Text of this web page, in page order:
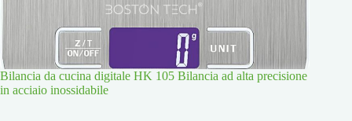
Bilancia da cucina digitale HK 105 Bilancia ad alta precisione
in acciaio inossidabile